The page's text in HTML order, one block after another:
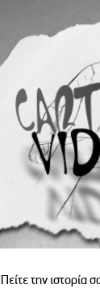
Πείτε την ιστορία